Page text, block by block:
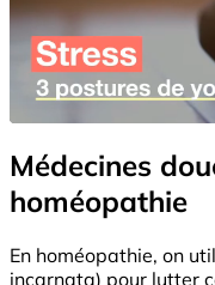
Médecines
homéopathie
En homéopathie, on
incarnata) pour lutter